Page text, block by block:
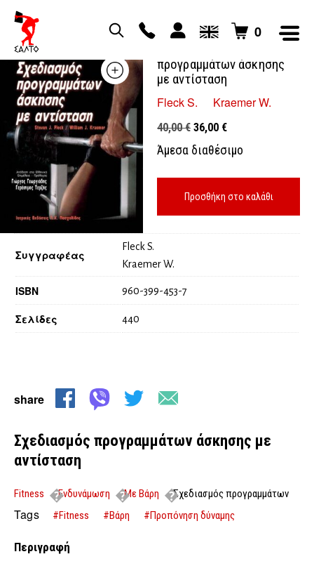
0
προγραμμάτων άσκησης
με αντίσταση
Fleck S.
Kraemer W.
40,00€ Original
price
40,00 €.
36,00 €Η
τρέχουσα
τιμή
είναι:
36,00 €.
Άμεσα διαθέσιμο
Προσθήκη στο καλάθι
Συγγραφέας
Fleck S.
Kraemer W.
ISBN 960-399-453-7
Σελίδες 440
share
Σχεδιασμός προγραμμάτων άσκησης με
αντίσταση
Fitness Ενδυνάμωση Με Βάρη
Σχεδιασμός προγραμμάτων
άσκησης με αντίσταση
Tags #Fitness #Βάρη #Προπόνηση δύναμης
Περιγραφή